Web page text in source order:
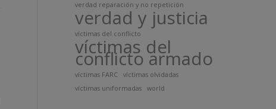
verdad reparación y no repetición
verdad y justicia
víctimas del conflicto
víctimas del
conflicto armado
víctimas FARC
víctimas olvidadas
víctimas uniformadas
world